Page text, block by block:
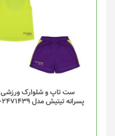
ست تاپ و شلوارک ورزشی
پسرانه تیتیش مدل 2471439-40